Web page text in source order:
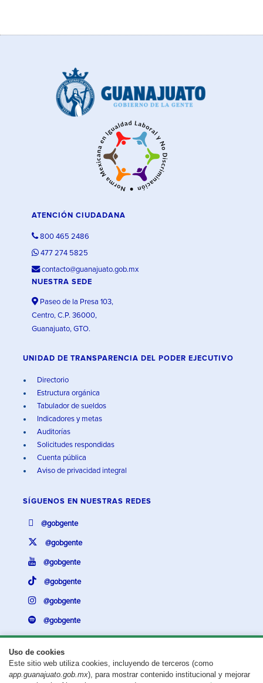
Uso de cookies
Este sitio web utiliza cookies, incluyendo de terceros (como
app.guanajuato.gob.mx), para mostrar contenido institucional y mejorar
ATENCIÓN CIUDADANA
800 465 2486
477 274 5825
contacto@guanajuato.gob.mx
NUESTRA SEDE
Paseo de la Presa 103,
Centro, C.P. 36000,
Guanajuato, GTO.
UNIDAD DE TRANSPARENCIA DEL PODER EJECUTIVO
Directorio
Estructura orgánica
Tabulador de sueldos
Indicadores y metas
Auditorías
Solicitudes respondidas
Cuenta pública
Aviso de privacidad integral
SÍGUENOS EN NUESTRAS REDES
@gobgente
@gobgente
@gobgente
@gobgente
@gobgente
@gobgente
¿Existe algún problema con esta página?Repórtalo aquí.